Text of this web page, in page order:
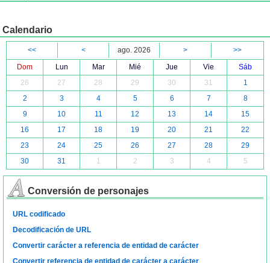
Calendario
<< < ago. 2026 >
>>
Dom
Lun Mar Mié Jue Vie
Sáb
26
27 28 29 30 31
1
2
3 4 5 6 7
8
9
10 11 12 13 14
15
16
17 18 19 20 21
22
23
24 25 26 27 28
29
30
31 1 2 3 4 5
Conversión de personajes
URL codificado
Decodificación de URL
Convertir carácter a referencia de entidad de carácter
Convertir referencia de entidad de carácter a carácter